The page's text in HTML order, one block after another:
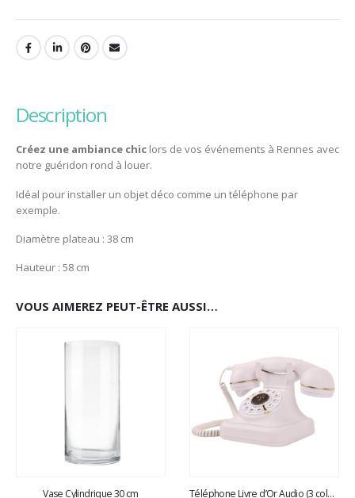
description
Créez une ambiance chic lors de vos événements à Rennes avec
notre guéridon rond à louer.
Idéal pour installer un objet déco comme un téléphone par
exemple.
Diamètre plateau : 38 cm
Hauteur : 58 cm
VOUS AIMEREZ PEUT-ÊTRE AUSSI…
Vase Cylindrique 30 cm Téléphone Livre d’Or Audio (3 coloris)